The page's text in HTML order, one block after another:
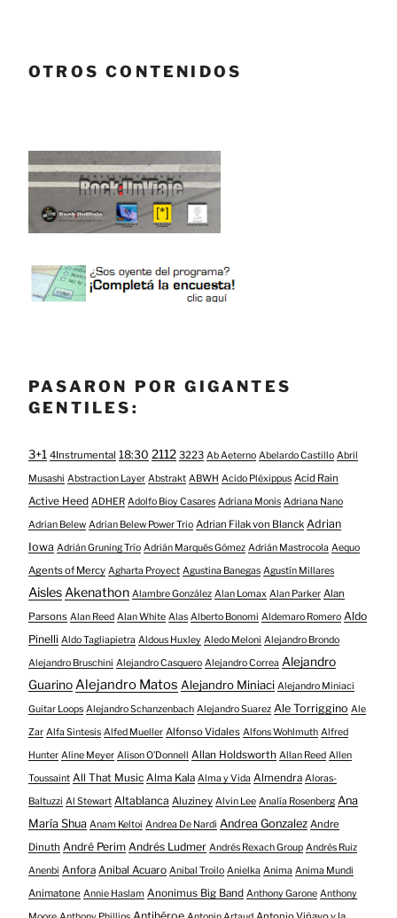
OTROS CONTENIDOS
PASARON POR GIGANTES
GENTILES:
3+1 4Instrumental 18:30 2112 3223 Ab Aeterno Abelardo Castillo Abril
Musashi Abstraction Layer Abstrakt ABWH Acido Pléxippus Acid Rain
Active Heed ADHER Adolfo Bioy Casares Adriana Monis Adriana Nano
Adrian Belew Adrian Belew Power Trio Adrian Filak von Blanck Adrian
Iowa Adrián Gruning Trío Adrián Marqués Gómez Adrián Mastrocola Aequo
Agents of Mercy Agharta Proyect Agustina Banegas Agustín Millares
Aisles Akenathon Alambre González Alan Lomax Alan Parker Alan
Parsons Alan Reed Alan White Alas Alberto Bonomi Aldemaro Romero Aldo
Pinelli Aldo Tagliapietra Aldous Huxley Aledo Meloni Alejandro Brondo
Alejandro Bruschini Alejandro Casquero Alejandro Correa Alejandro
Guarino Alejandro Matos Alejandro Miniaci Alejandro Miniaci
Guitar Loops Alejandro Schanzenbach Alejandro Suarez Ale Torriggino Ale
Zar Alfa Sintesis Alfed Mueller Alfonso Vidales Alfons Wohlmuth Alfred
Hunter Aline Meyer Alison O​’​Donnell Allan Holdsworth Allan Reed Allen
Toussaint All That Music Alma Kala Alma y Vida Almendra Aloras-
Baltuzzi Al Stewart Altablanca Aluziney Alvin Lee Analía Rosenberg Ana
María Shua Anam Keltoi Andrea De Nardi Andrea Gonzalez Andre
Dinuth André Perim Andrés Ludmer Andrés Rexach Group Andrés Ruiz
Anenbi Anfora Anibal Acuaro Anibal Troilo Anielka Anima Anima Mundi
Animatone Annie Haslam Anonimus Big Band Anthony Garone Anthony